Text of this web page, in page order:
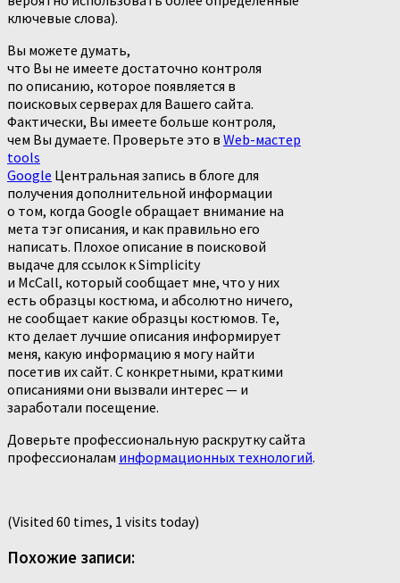
ключевые слова).
Вы можете думать,
что Вы не имеете достаточно контроля
по описанию, которое появляется в
поисковых серверах для Вашего сайта.
Фактически, Вы имеете больше контроля,
чем Вы думаете. Проверьте это в Web-мастер
tools
Google Центральная запись в блоге для
получения дополнительной информации
о том, когда Google обращает внимание на
мета тэг описания, и как правильно его
написать. Плохое описание в поисковой
выдаче для ссылок кSimplicity
и McCall, который сообщает мне, что у них
есть образцы костюма, и абсолютно ничего,
не сообщает какие образцы костюмов. Те,
кто делает лучшие описания информирует
меня, какую информацию я могу найти
посетив их сайт. С конкретными, краткими
описаниями они вызвали интерес — и
заработали посещение.
Доверьте профессиональную раскрутку сайта
профессионалам информационных технологий.
(Visited 60 times, 1 visits today)
Похожие записи: